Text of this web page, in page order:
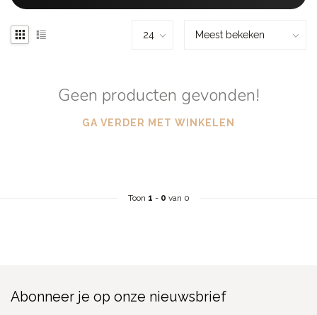
Geen producten gevonden!
GA VERDER MET WINKELEN
Toon 1 - 0 van 0
Abonneer je op onze nieuwsbrief